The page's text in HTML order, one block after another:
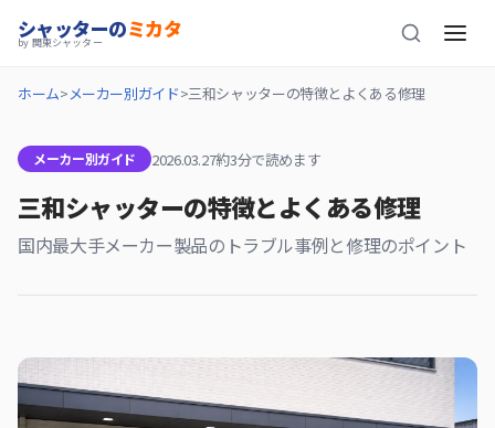
シャッターのミカタ
by 関東シャッター
ホーム メーカー別ガイド 三和シャッターの特徴とよくある修理
メーカー別ガイド 2026.03.27約3分で読めます
三和シャッターの特徴とよくある修理
国内最大手メーカー製品のトラブル事例と修理のポイント